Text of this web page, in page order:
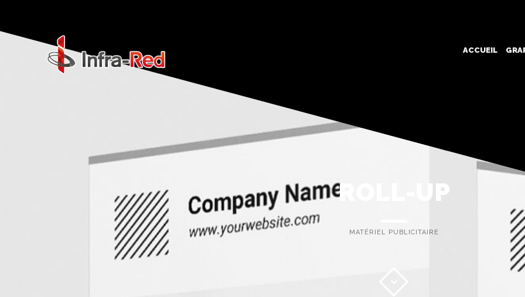
ACCUEIL
ROLL-UP
MATÉRIEL PUBLICITAIRE